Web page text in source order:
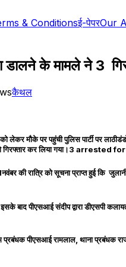
& Conditionsई-पेपरOur
डालने के मामले ने 3
कैथल
को लेकर मौके पर पहुंची पुलिस पार्टी पर
व पवन को गिरफ्तार कर लिया
की रात्रि को सूचना प्राप्त हुई कि
कि इसके बाद पीएसआई संदीप
पीएसआई रामलाल, थाना प्रबंधक